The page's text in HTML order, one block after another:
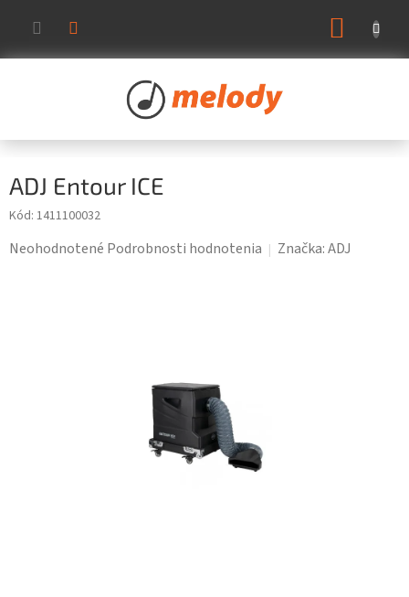
obsah
ADJ Entour ICE
Kód: 1411100032
Priemerné
Neohodnotené Podrobnosti hodnotenia Značka:ADJ